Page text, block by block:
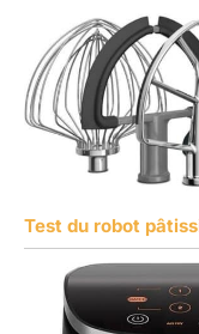
Test du robot